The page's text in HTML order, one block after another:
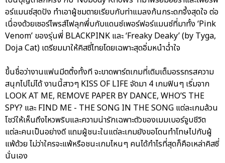
อร์แมนซ์สุดปัง ทำเอาผู้ชมตายเรียบกับท่าแมลงก้นกระดกจึ้งสุดใจ ต่อ
เนื่องด้วยเซอร์ไพรส์ไฟลุกพึ่บกับแดนซ์เพอร์ฟอร์แมนซ์ที่มาทั้ง ‘Pink
Venom’ ของรุ่นพี่ BLACKPINK และ ‘Freaky Deaky’ (by Tyga,
Doja Cat) เตรียมมาให้คิสซี่ไทยโดยเฉพาะสุดอิ่มหนำฉ่ำใจ
ขึ้นชื่อว่างานแฟนมีตติ้งทั้งที จะขาดพาร์ตเกมที่เติมเต็มอรรถรสความ
สนุกไปไม่ได้ งานนี้สาวๆ KISS OF LIFE จัดมา 4 เกมฟินๆ เริ่มจาก
LOOK AT ME, REMOVE PAPER BY DANCE, WHO’S THE
SPY? และ FIND ME - THE SONG IN THE SONG แต่ละเกมล้วน
โชว์ให้เห็นถึงไหวพริบและความน่ารักเฉพาะตัวของเมมเบอร์จูบชีวิต
แต่ละคนเป็นอย่างดี แถมผู้ชนะในแต่ละเกมยังขอโดนทำโทษไปกับผู้
แพ้ด้วย ไม่ว่าใครจะแพ้หรือชนะเกมไหนๆ คนได้กำไรที่สุดก็คือเหล่าคิสซี่
นั่นเอง